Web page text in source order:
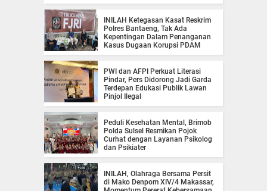
INILAH Ketegasan Kasat Reskrim
Polres Bantaeng, Tak Ada
Kepentingan Dalam Penanganan
Kasus Dugaan Korupsi PDAM
PWI dan AFPI Perkuat Literasi
Pindar, Pers Didorong Jadi Garda
Terdepan Edukasi Publik Lawan
Pinjol Ilegal
Peduli Kesehatan Mental, Brimob
Polda Sulsel Resmikan Pojok
Curhat dengan Layanan Psikolog
dan Psikiater
INILAH, Olahraga Bersama Persit
di Mako Denpom XIV/4 Makassar,